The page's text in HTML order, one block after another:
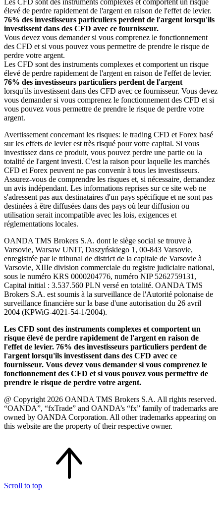
élevé de perdre rapidement de l'argent en raison de l'effet de levier.
76% des investisseurs particuliers perdent de l'argent lorsqu'ils
investissent dans des CFD avec ce fournisseur.
Vous devez vous demander si vous comprenez le fonctionnement
des CFD et si vous pouvez vous permettre de prendre le risque de
perdre votre argent.
Les CFD sont des instruments complexes et comportent un risque
élevé de perdre rapidement de l'argent en raison de l'effet de levier.
76% des investisseurs particuliers perdent de l'argent
lorsqu'ils investissent dans des CFD avec ce fournisseur. Vous devez
vous demander si vous comprenez le fonctionnement des CFD et si
vous pouvez vous permettre de prendre le risque de perdre votre
argent.
Avertissement concernant les risques: le trading CFD et Forex basé
sur les effets de levier est très risqué pour votre capital. Si vous
investissez dans ce produit, vous pouvez perdre une partie ou la
totalité de l'argent investi. C'est la raison pour laquelle les marchés
CFD et Forex peuvent ne pas convenir à tous les investisseurs.
Assurez-vous de comprendre les risques et, si nécessaire, demandez
un avis indépendant. Les informations reprises sur ce site web ne
s'adressent pas aux destinataires d'un pays spécifique et ne sont pas
destinées à être diffusées dans des pays où leur diffusion ou
utilisation serait incompatible avec les lois, exigences et
réglementations locales.
OANDA TMS Brokers S.A. dont le siège social se trouve à
Varsovie, Warsaw UNIT, Daszyńskiego 1, 00-843 Varsovie,
enregistrée par le tribunal de district de la capitale de Varsovie à
Varsovie, XIIIe division commerciale du registre judiciaire national,
sous le numéro KRS 0000204776, numéro NIP 5262759131,
Capital initial : 3.537.560 PLN versé en totalité. OANDA TMS
Brokers S.A. est soumis à la surveillance de l'Autorité polonaise de
surveillance financière sur la base d'une autorisation du 26 avril
2004 (KPWiG-4021-54-1/2004).
Les CFD sont des instruments complexes et comportent un
risque élevé de perdre rapidement de l'argent en raison de
l'effet de levier. 76% des investisseurs particuliers perdent de
l'argent lorsqu'ils investissent dans des CFD avec ce
fournisseur. Vous devez vous demander si vous comprenez le
fonctionnement des CFD et si vous pouvez vous permettre de
prendre le risque de perdre votre argent.
@ Copyright 2026 OANDA TMS Brokers S.A. All rights reserved.
“OANDA”, “fxTrade” and OANDA’s “fx” family of trademarks are
owned by OANDA Corporation. All other trademarks appearing on
this website are the property of their respective owner.
Scroll to top